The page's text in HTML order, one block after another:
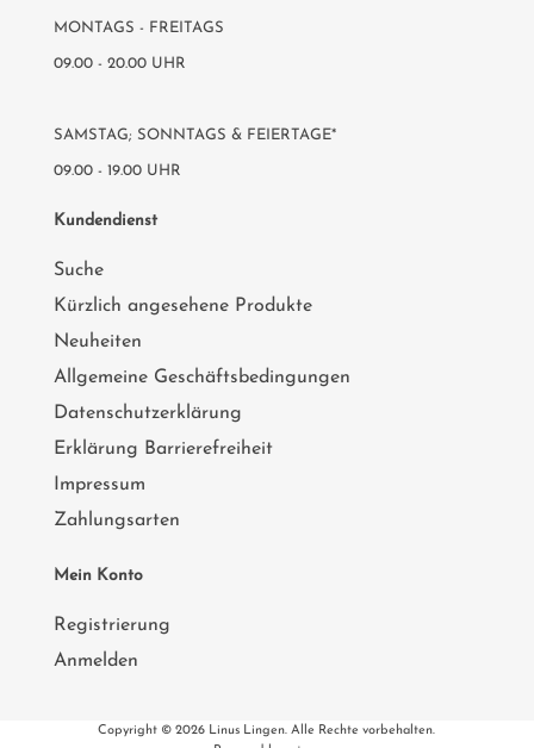
MONTAGS - FREITAGS
09.00 - 20.00 UHR
SAMSTAG; SONNTAGS & FEIERTAGE*
09.00 - 19.00 UHR
Kundendienst
Suche
Kürzlich angesehene Produkte
Neuheiten
Allgemeine Geschäftsbedingungen
Datenschutzerklärung
Erklärung Barrierefreiheit
Impressum
Zahlungsarten
Mein Konto
Registrierung
Anmelden
Copyright © 2026 Linus Lingen. Alle Rechte vorbehalten.